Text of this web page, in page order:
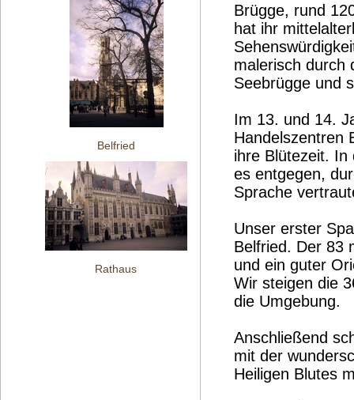
Belfried
Rathaus
Brügge, rund
hat ihr
malerisch durch
Seebrügge und
Im 13. und 14.
Handelszentren
ihre Blütezeit. In
es entgegen,
Sprache
Unser erster
Belfried. Der 83
und ein guter
Wir steigen die
die Umgebung.
Anschließend
mit der
Heiligen Blutes